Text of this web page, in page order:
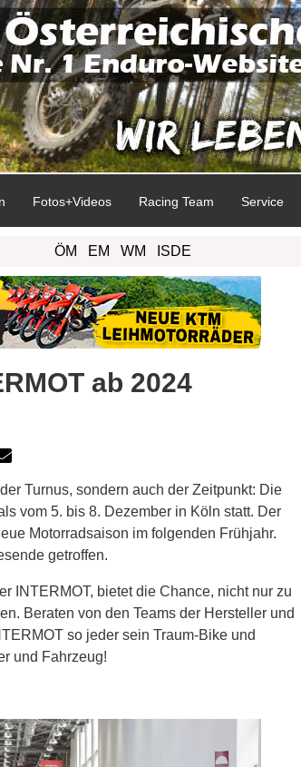
Fotos+Videos Racing Team Service
ÖM EM WM ISDE
ab 2024
Turnus, sondern auch der Zeitpunkt: Die
vom 5. bis 8. Dezember in Köln statt. Der
Motorradsaison im folgenden Frühjahr.
getroffen.
INTERMOT, bietet die Chance, nicht nur zu
Beraten von den Teams der Hersteller und
so jeder sein Traum-Bike und
und Fahrzeug!